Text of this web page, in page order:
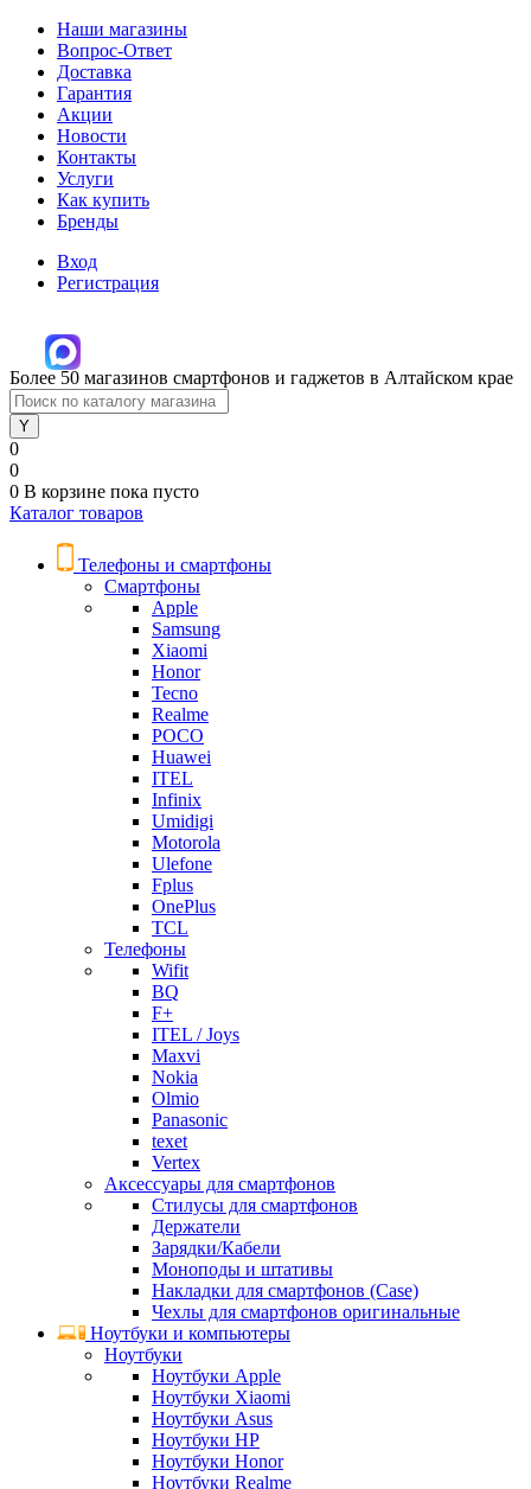
Наши магазины
Вопрос-Ответ
Доставка
Гарантия
Акции
Новости
Контакты
Услуги
Как купить
Бренды
Вход
Регистрация
Более 50 магазинов смартфонов и гаджетов в Алтайском крае
0
0
0 В корзине пока пусто
Каталог товаров
Телефоны и смартфоны
Смартфоны
Apple
Samsung
Xiaomi
Honor
Tecno
Realme
POCO
Huawei
ITEL
Infinix
Umidigi
Motorola
Ulefone
Fplus
OnePlus
TCL
Телефоны
Wifit
BQ
F+
ITEL / Joys
Maxvi
Nokia
Olmio
Panasonic
texet
Vertex
Аксессуары для смартфонов
Стилусы для смартфонов
Держатели
Зарядки/Кабели
Моноподы и штативы
Накладки для смартфонов (Case)
Чехлы для смартфонов оригинальные
Ноутбуки и компьютеры
Ноутбуки
Ноутбуки Apple
Ноутбуки Xiaomi
Ноутбуки Asus
Ноутбуки HP
Ноутбуки Honor
Ноутбуки Realme